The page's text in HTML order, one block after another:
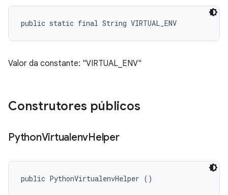
public static final String VIRTUAL_ENV
Valor da constante: "VIRTUAL_ENV"
Construtores públicos
PythonVirtualenvHelper
public PythonVirtualenvHelper ()